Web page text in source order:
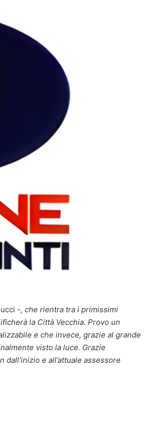
-, che rientra tra i primissimi
la Città Vecchia. Provo un
e che invece, grazie al grande
visto la luce. Grazie
e all’attuale assessore